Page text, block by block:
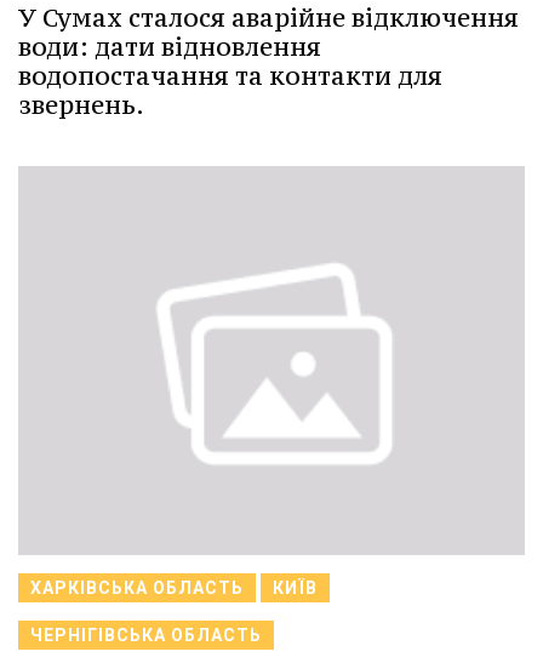
У Сумах сталося аварійне відключення
води: дати відновлення
водопостачання та контакти для
звернень.
ХАРКІВСЬКА ОБЛАСТЬ КИЇВ
ЧЕРНІГІВСЬКА ОБЛАСТЬ